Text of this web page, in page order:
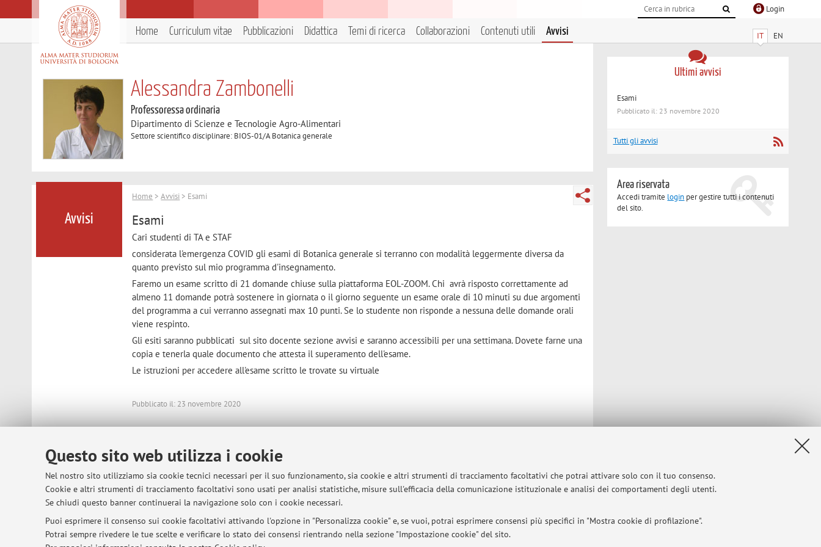
Questo sito web utilizza i cookie
Nel nostro sito utilizziamo sia cookie tecnici necessari per il suo funzionamento, sia cookie e altri strumenti di tracciamento facoltativi che potrai attivare solo con il tuo consenso.
Cookie e altri strumenti di tracciamento facoltativi sono usati per analisi statistiche, misure sull'efficacia della comunicazione istituzionale e analisi dei comportamenti degli utenti.
Se chiudi questo banner continuerai la navigazione solo con i cookie necessari.
Puoi esprimere il consenso sui cookie facoltativi attivando l'opzione in "Personalizza cookie" e, se vuoi, potrai esprimere consensi più specifici in "Mostra cookie di profilazione".
Potrai sempre rivedere le tue scelte e verificare lo stato dei consensi rientrando nella sezione "Impostazione cookie" del sito.
Login
IT EN
Home Curriculum vitae Pubblicazioni Didattica Temi di ricerca Collaborazioni Contenuti utili Avvisi
Alessandra Zambonelli
Professoressa ordinaria
Dipartimento di Scienze e Tecnologie Agro-Alimentari
Settore scientifico disciplinare: BIOS-01/A Botanica generale
Avvisi
Home >Avvisi > Esami
Esami
Cari studenti di TA e STAF
considerata l'emergenza COVID gli esami di Botanica generale si terranno con modalità leggermente diversa da
quanto previsto sul mio programma d'insegnamento.
Faremo un esame scritto di 21 domande chiuse sulla piattaforma EOL-ZOOM. Chi avrà risposto correttamente ad
almeno 11 domande potrà sostenere in giornata o il giorno seguente un esame orale di 10 minuti su due argomenti
del programma a cui verranno assegnati max 10 punti. Se lo studente non risponde a nessuna delle domande orali
viene respinto.
Gli esiti saranno pubblicati sul sito docente sezione avvisi e saranno accessibili per una settimana. Dovete farne una
copia e tenerla quale documento che attesta il superamento dell'esame.
Le istruzioni per accedere all'esame scritto le trovate su virtuale
Pubblicato il: 23 novembre 2020
Ultimi avvisi
Esami
Pubblicato il: 23 novembre 2020
Tutti gli avvisi
Area riservata
Accedi tramite login per gestire tutti i contenuti
del sito.
© 2026 - ALMA MATER STUDIORUM - Università di Bologna - Via Zamboni, 33 - 40126 Bologna - Partita IVA: 01131710376